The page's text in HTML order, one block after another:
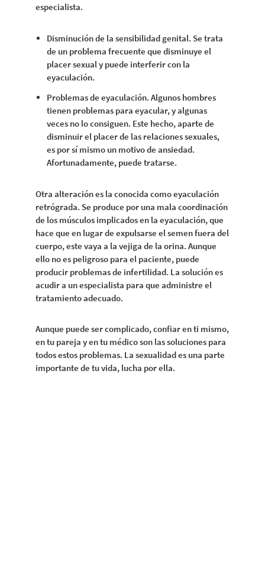
especialista.
Disminución de la sensibilidad genital. Se trata
de un problema frecuente que disminuye el
placer sexual y puede interferir con la
eyaculación.
Problemas de eyaculación. Algunos hombres
tienen problemas para eyacular, y algunas
veces no lo consiguen. Este hecho, aparte de
disminuir el placer de las relaciones sexuales,
es por sí mismo un motivo de ansiedad.
Afortunadamente, puede tratarse.
Otra alteración es la conocida como eyaculación
retrógrada. Se produce por una mala coordinación
de los músculos implicados en la eyaculación, que
hace que en lugar de expulsarse el semen fuera del
cuerpo, este vaya a la vejiga de la orina. Aunque
ello no es peligroso para el paciente, puede
producir problemas de infertilidad. La solución es
acudir a un especialista para que administre el
tratamiento adecuado.
Aunque puede ser complicado, confiar en ti mismo,
en tu pareja y en tu médico son las soluciones para
todos estos problemas. La sexualidad es una parte
importante de tu vida, lucha por ella.